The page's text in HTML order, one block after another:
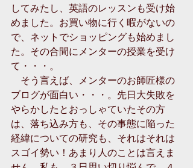
してみたし、英語のレッスンも受け始
めました。お買い物に行く暇がないの
で、ネットでショッピングも始めまし
た。その合間にメンターの授業を受け
て・・・。
そう言えば、メンターのお師匠様の
ブログが面白い・・・。先日大失敗を
やらかしたとおっしゃていたその方
は、落ち込み方も、その事態に陥った
経緯についての研究も、それはそれは
スゴイ勢い！あまり人のことは言えま